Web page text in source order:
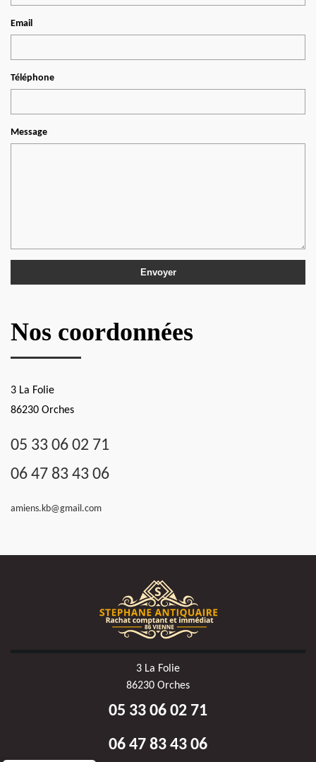
Email
Téléphone
Message
Nos coordonnées
3 La Folie
86230 Orches
05 33 06 02 71
06 47 83 43 06
amiens.kb@gmail.com
3 La Folie
86230 Orches
05 33 06 02 71
06 47 83 43 06